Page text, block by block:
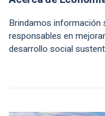
Brindamos información
responsables en
desarrollo social